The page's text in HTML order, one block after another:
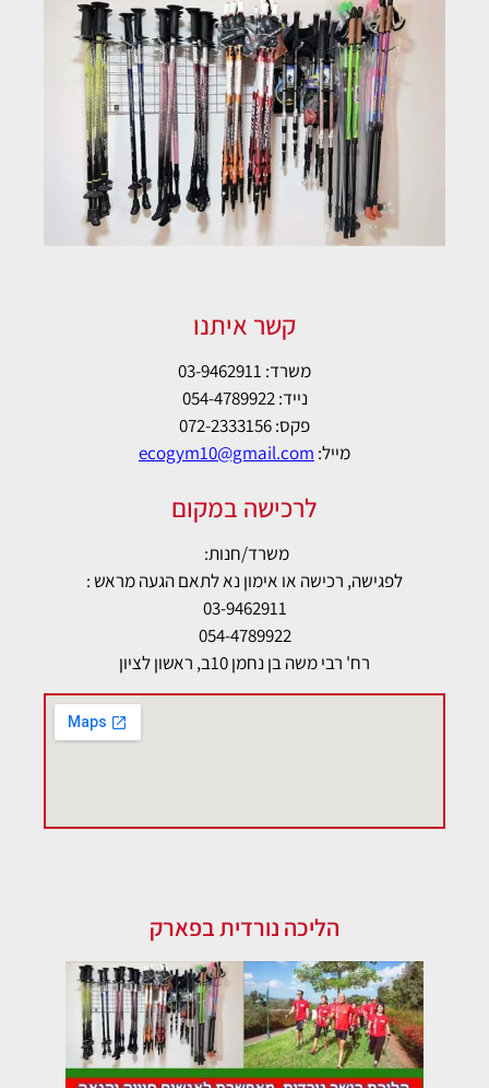
קשר איתנו
משרד: 03-9462911
נייד: 054-4789922
פקס: 072-2333156
מייל: ecogym10@gmail.com
לרכישה במקום
משרד/חנות:
לפגישה, רכישה או אימון נא לתאם הגעה מראש :
03-9462911
054-4789922
רח' רבי משה בן נחמן 10ב, ראשון לציון
הליכה נורדית בפארק